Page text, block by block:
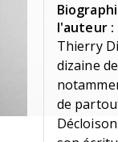
l'auteur :
Thierry
dizaine
de